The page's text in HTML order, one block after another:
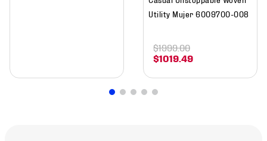
Utility Mujer 6009700-008
$1019.49
$1999.00